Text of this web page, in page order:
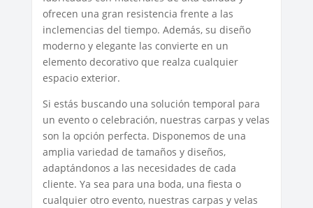
ofrecen una gran resistencia frente a las
inclemencias del tiempo. Además, su diseño
moderno y elegante las convierte en un
elemento decorativo que realza cualquier
espacio exterior.
Si estás buscando una solución temporal para
un evento o celebración, nuestras carpas y velas
son la opción perfecta. Disponemos de una
amplia variedad de tamaños y diseños,
adaptándonos a las necesidades de cada
cliente. Ya sea para una boda, una fiesta o
cualquier otro evento, nuestras carpas y velas